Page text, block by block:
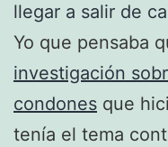
llegar a salir de
Yo que pensaba
investigación
condones que
tenía el tema